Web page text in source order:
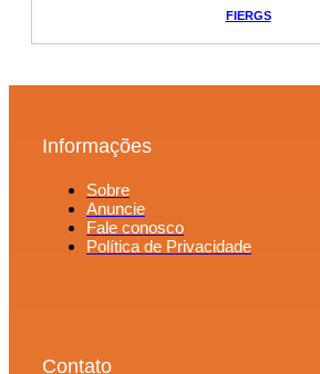
FIERGS
Informações
Sobre
Anuncie
Fale conosco
Política de Privacidade
Contato